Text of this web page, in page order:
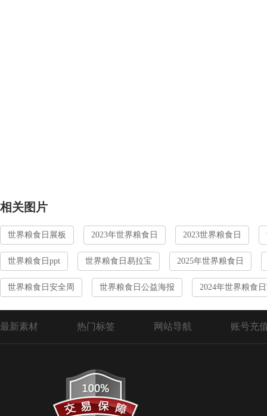
相关图片
世界粮食日展板 2023年世界粮食日 2023世界粮食日
世界粮食日ppt 世界粮食日易拉宝 2025年世界粮食日
世界粮食日安全周 世界粮食日公益海报 2024年世界粮食
最新素材 热门标签 网站导航 账号充